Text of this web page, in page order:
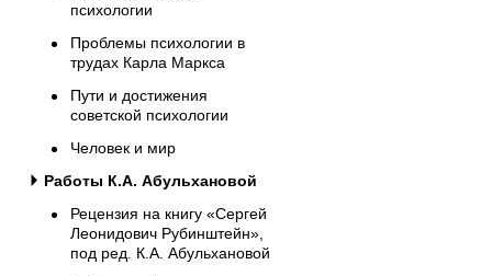
психологии
Проблемы психологии в
трудах Карла Маркса
Пути и достижения
советской психологии
Человек и мир
Работы К.А. Абульхановой
Рецензия на книгу «Сергей
Леонидович Рубинштейн»,
под ред. К.А. Абульхановой